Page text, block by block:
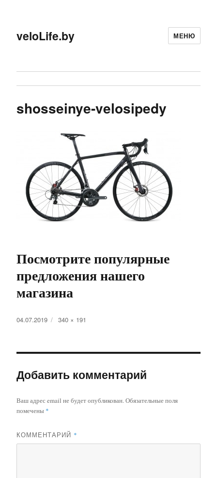
veloLife.by МЕНЮ
shosseinye-velosipedy
Посмотрите популярные
предложения нашего
магазина
Опубликовано
04.07.2019
Полный
340 × 191
Добавить комментарий
Ваш адрес email не будет опубликован.Обязательные поля
помечены *
КОММЕНТАРИЙ *